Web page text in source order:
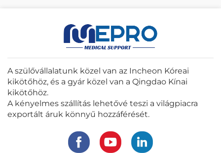
A szülővállalatunk közel van az Incheon Kóreai
kikötőhöz, és a gyár közel van a Qingdao Kínai
kikötőhöz.
A kényelmes szállítás lehetővé teszi a világpiacra
exportált áruk könnyű hozzáférését.